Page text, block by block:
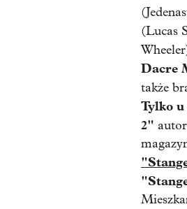
(Lucas
Dacre
także
Tylko
2"